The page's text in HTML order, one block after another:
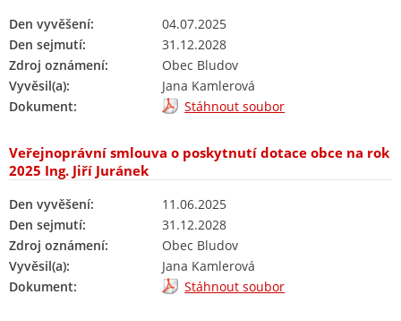
Den vyvěšení:
04.07.2025
Den sejmutí:
31.12.2028
Zdroj oznámení:
Obec Bludov
Vyvěsil(a):
Jana Kamlerová
Dokument:
Stáhnout soubor
Veřejnoprávní smlouva o poskytnutí dotace obce na rok
2025 Ing. Jiří Juránek
Den vyvěšení:
11.06.2025
Den sejmutí:
31.12.2028
Zdroj oznámení:
Obec Bludov
Vyvěsil(a):
Jana Kamlerová
Dokument:
Stáhnout soubor